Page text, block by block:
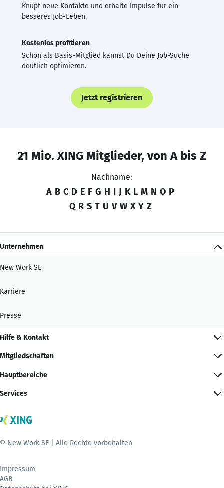
Knüpf neue Kontakte und erhalte Impulse für ein
besseres Job-Leben.
Kostenlos profitieren
Schon als Basis-Mitglied kannst Du Deine Job-Suche
deutlich optimieren.
Jetzt registrieren
21 Mio. XING Mitglieder, von A bis Z
Nachname:
A B C D E F G H I J K L M N O P
Q R S T U V W X Y Z
Unternehmen
New Work SE
Karriere
Presse
Hilfe & Kontakt
Mitgliedschaften
Hauptbereiche
Services
© New Work SE | Alle Rechte vorbehalten
Impressum
AGB